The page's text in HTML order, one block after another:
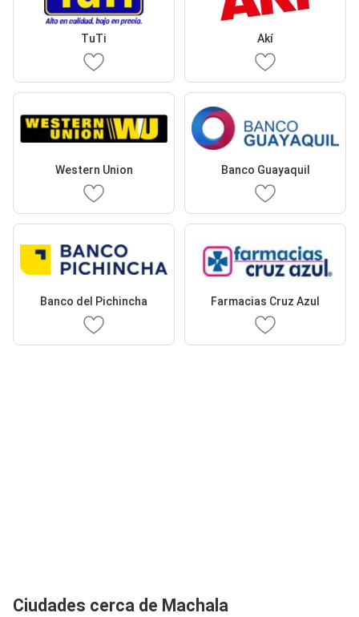
TuTi Akí
Western Union Banco Guayaquil
Banco del Pichincha Farmacias Cruz Azul
Ciudades cerca de Machala